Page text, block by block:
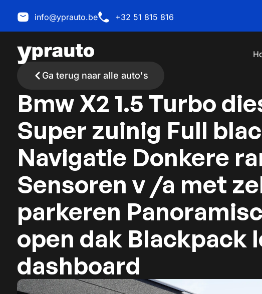
info@yprauto.be +32 51 815 816
Ga terug naar alle auto's
Bmw X2 1.5 Turbo
Super zuinig Full
Navigatie Donkere
Sensoren v /a met
parkeren
open dak Blackpack
dashboard